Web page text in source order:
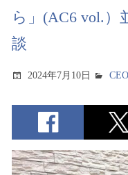
ら」(AC6 vol.）
談
2024年7月10日